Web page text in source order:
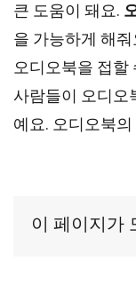
큰 도움이 돼요.
을 가능하게 해줘
오디오북을 접할
사람들이 오디오
예요. 오디오북의
이 페이지가